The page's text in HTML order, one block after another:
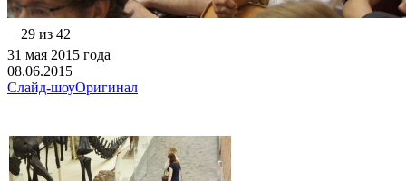
29 из 42
31 мая 2015 года
08.06.2015
Слайд-шоуОригинал